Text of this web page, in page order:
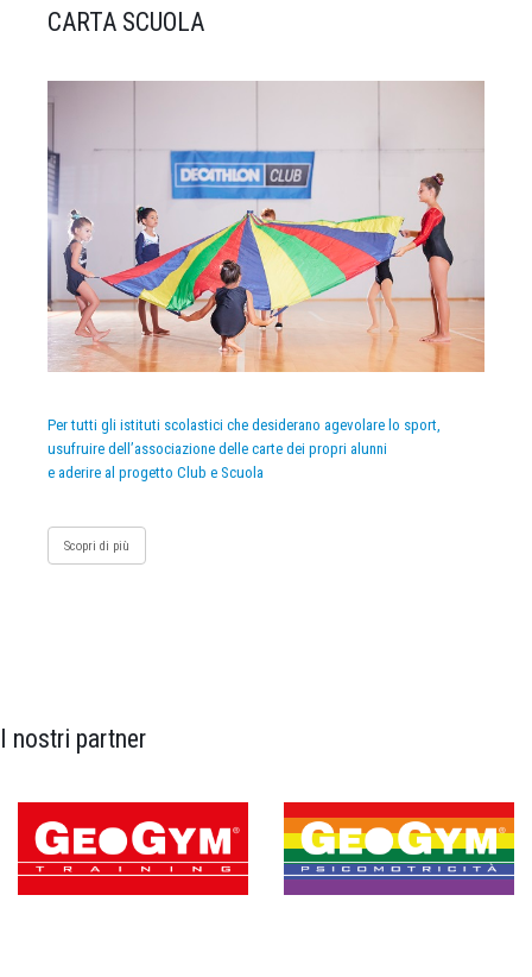
CARTA SCUOLA
Per tutti gli istituti scolastici che desiderano agevolare lo sport,
usufruire dell’associazione delle carte dei propri alunni
e aderire al progetto Club e Scuola
Scopri di più
I nostri partner